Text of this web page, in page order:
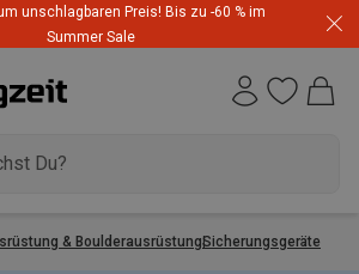
unschlagbaren Preis! Bis zu -60 % im
Summer Sale
& BoulderausrüstungSicherungsgeräte